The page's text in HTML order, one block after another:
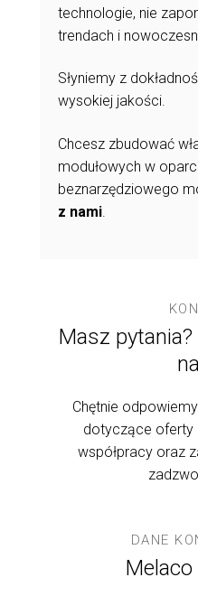
technologie, nie
trendach i
Słyniemy z
wysokiej jakości.
Chcesz zbudować
modułowych w
beznarzędziowego
z nami
Masz
Chętnie
dotyczące oferty
współpracy oraz
DANE
Melaco